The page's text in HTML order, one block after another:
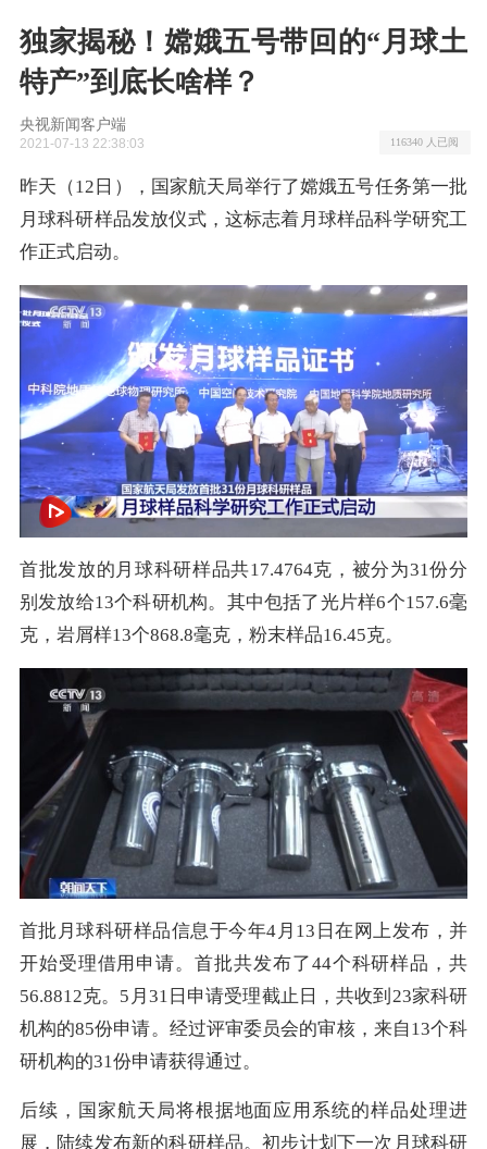
独家揭秘！嫦娥五号带回的“月球土
特产”到底长啥样？
央视新闻客户端
2021-07-13 22:38:03 116340 人已阅
昨天（12日），国家航天局举行了嫦娥五号任务第一批
月球科研样品发放仪式，这标志着月球样品科学研究工
作正式启动。
首批发放的月球科研样品共17.4764克，被分为31份分
别发放给13个科研机构。其中包括了光片样6个157.6毫
克，岩屑样13个868.8毫克，粉末样品16.45克。
首批月球科研样品信息于今年4月13日在网上发布，并
开始受理借用申请。首批共发布了44个科研样品，共
56.8812克。5月31日申请受理截止日，共收到23家科研
机构的85份申请。经过评审委员会的审核，来自13个科
研机构的31份申请获得通过。
后续，国家航天局将根据地面应用系统的样品处理进
展，陆续发布新的科研样品。初步计划下一次月球科研